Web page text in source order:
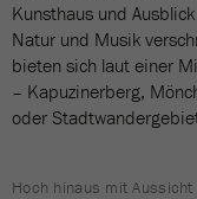
Kunsthaus und
Natur und Musik
bieten sich laut einer
– Kapuzinerberg,
oder
Hoch hinaus mit